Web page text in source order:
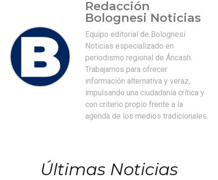
Redacción
Bolognesi Noticias
Equipo editorial de Bolognesi
Noticias especializado en
periodismo regional de Áncash.
Trabajamos para ofrecer
información alternativa y veraz,
impulsando una ciudadanía crítica y
con criterio propio frente a la
agenda de los medios tradicionales.
Últimas Noticias